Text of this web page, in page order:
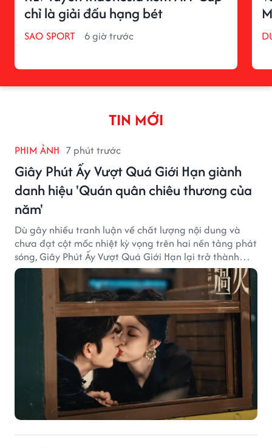
chỉ là giải đấu hạng bét
SAO SPORT 6 giờ trước
TIN MỚI
PHIM ẢNH 7 phút trước
Giây Phút Ấy Vượt Quá Giới Hạn giành
danh hiệu 'Quán quân chiêu thương của
năm'
Dù gây nhiều tranh luận về chất lượng nội dung và
chưa đạt cột mốc nhiệt kỳ vọng trên hai nền tảng phát
sóng, Giây Phút Ấy Vượt Quá Giới Hạn lại trở thành
hiện tượng ở khía cạnh thương mại.